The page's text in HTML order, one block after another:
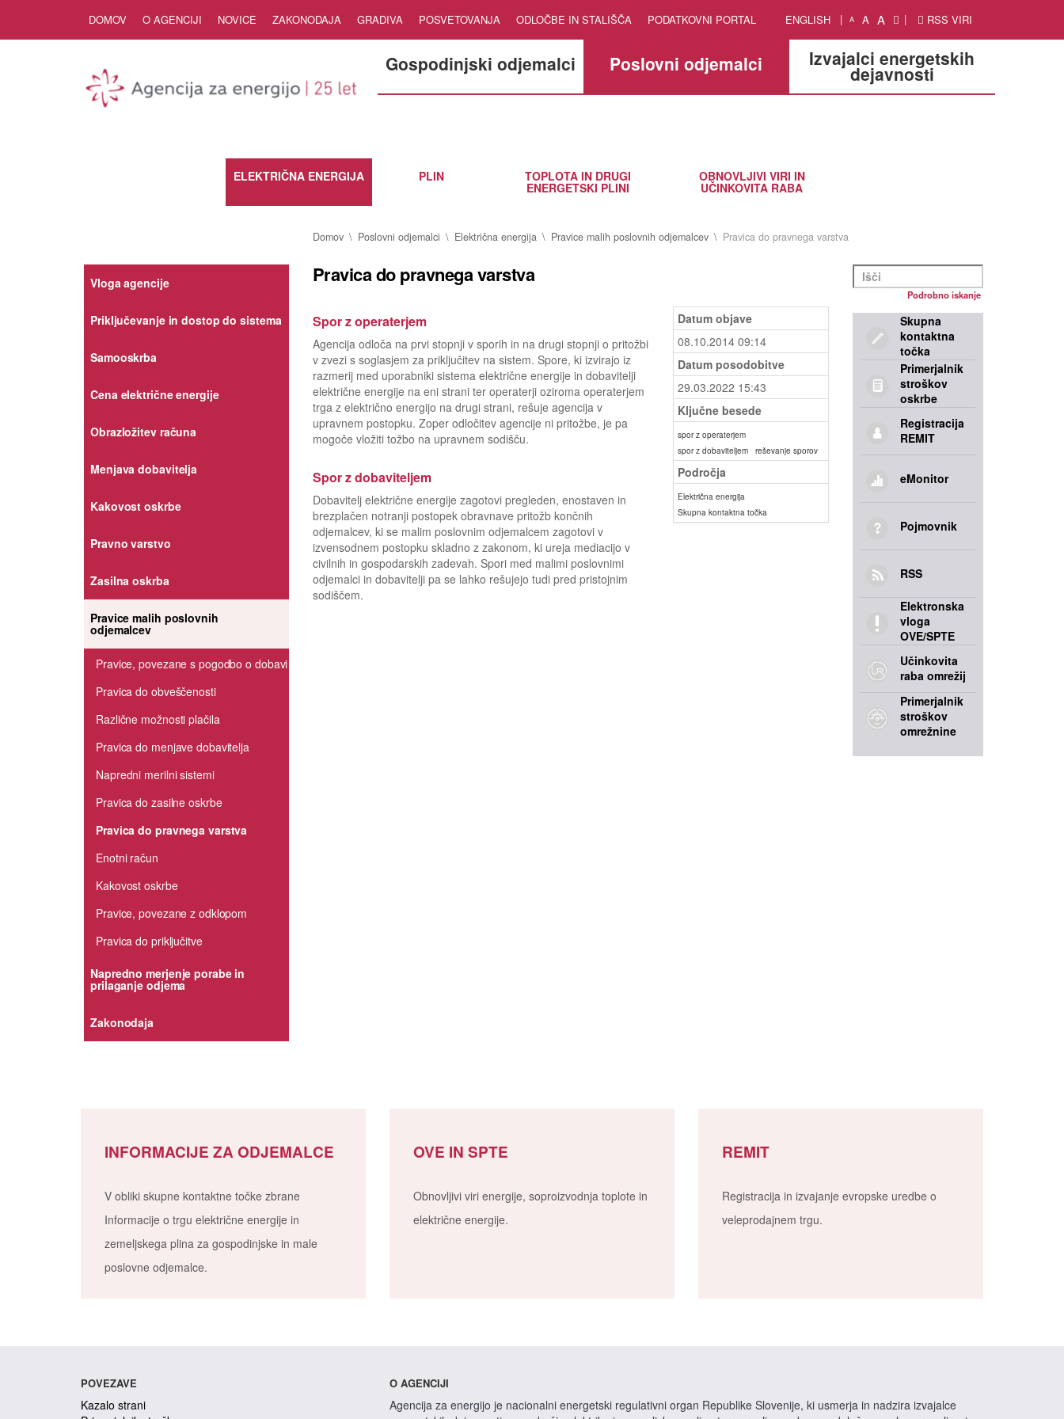
DOMOV O AGENCIJI NOVICE ZAKONODAJA GRADIVA POSVETOVANJA ODLOČBE IN STALIŠČA PODATKOVNI PORTAL ENGLISH A A A RSS VIRI
Gospodinjski odjemalci Poslovni odjemalci Izvajalci energetskih
dejavnosti
ELEKTRIČNA ENERGIJA PLIN TOPLOTA IN DRUGI
ENERGETSKI PLINI
OBNOVLJIVI VIRI IN
UČINKOVITA RABA
Domov Poslovni odjemalci Električna energija Pravice malih poslovnih odjemalcev Pravica do pravnega varstva
Vloga agencije
Priključevanje in dostop do sistema
Samooskrba
Cena električne energije
Obrazložitev računa
Menjava dobavitelja
Kakovost oskrbe
Pravno varstvo
Zasilna oskrba
Pravice malih poslovnih
odjemalcev
Pravice, povezane s pogodbo o dobavi
Pravica do obveščenosti
Različne možnosti plačila
Pravica do menjave dobavitelja
Napredni merilni sistemi
Pravica do zasilne oskrbe
Pravica do pravnega varstva
Enotni račun
Kakovost oskrbe
Pravice, povezane z odklopom
Pravica do priključitve
Napredno merjenje porabe in
prilaganje odjema
Zakonodaja
Pravica do pravnega varstva
Spor z operaterjem
Agencija odloča na prvi stopnji v sporih in na drugi stopnji o pritožbi
v zvezi s soglasjem za priključitev na sistem. Spore, ki izvirajo iz
razmerij med uporabniki sistema električne energije in dobavitelji
električne energije na eni strani ter operaterji oziroma operaterjem
trga z električno energijo na drugi strani, rešuje agencija v
upravnem postopku. Zoper odločitev agencije ni pritožbe, je pa
mogoče vložiti tožbo na upravnem sodišču.
Spor z dobaviteljem
Dobavitelj električne energije zagotovi pregleden, enostaven in
brezplačen notranji postopek obravnave pritožb končnih
odjemalcev, ki se malim poslovnim odjemalcem zagotovi v
izvensodnem postopku skladno z zakonom, ki ureja mediacijo v
civilnih in gospodarskih zadevah. Spori med malimi poslovnimi
odjemalci in dobavitelji pa se lahko rešujejo tudi pred pristojnim
sodiščem.
Datum objave
08.10.2014 09:14
Datum posodobitve
29.03.2022 15:43
Ključne besede
spor z operaterjem
spor z dobaviteljem
reševanje sporov
Področja
Električna energija
Skupna kontaktna točka
Podrobno iskanje
Skupna
kontaktna
točka
Primerjalnik
stroškov
oskrbe
Registracija
REMIT
eMonitor
Pojmovnik
RSS
Elektronska
vloga
OVE/SPTE
Učinkovita
raba omrežij
Primerjalnik
stroškov
omrežnine
INFORMACIJE ZA ODJEMALCE
V obliki skupne kontaktne točke zbrane
Informacije o trgu električne energije in
zemeljskega plina za gospodinjske in male
poslovne odjemalce.
OVE IN SPTE
Obnovljivi viri energije, soproizvodnja toplote in
električne energije.
REMIT
Registracija in izvajanje evropske uredbe o
veleprodajnem trgu.
POVEZAVE
Kazalo strani
O AGENCIJI
Agencija za energijo je nacionalni energetski regulativni organ Republike Slovenije, ki usmerja in nadzira izvajalce